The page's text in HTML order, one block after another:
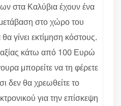
στα Καλύβια έχουν ένα
στο χώρο του
γίνει εκτίμηση κόστους.
κάτω από 100 Ευρώ
μπορείτε να τη φέρετε
δεν θα χρεωθείτε το
για την επίσκεψη